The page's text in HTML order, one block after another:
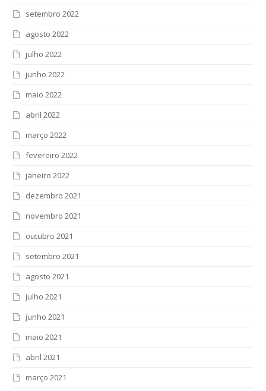
setembro 2022
agosto 2022
julho 2022
junho 2022
maio 2022
abril 2022
março 2022
fevereiro 2022
janeiro 2022
dezembro 2021
novembro 2021
outubro 2021
setembro 2021
agosto 2021
julho 2021
junho 2021
maio 2021
abril 2021
março 2021